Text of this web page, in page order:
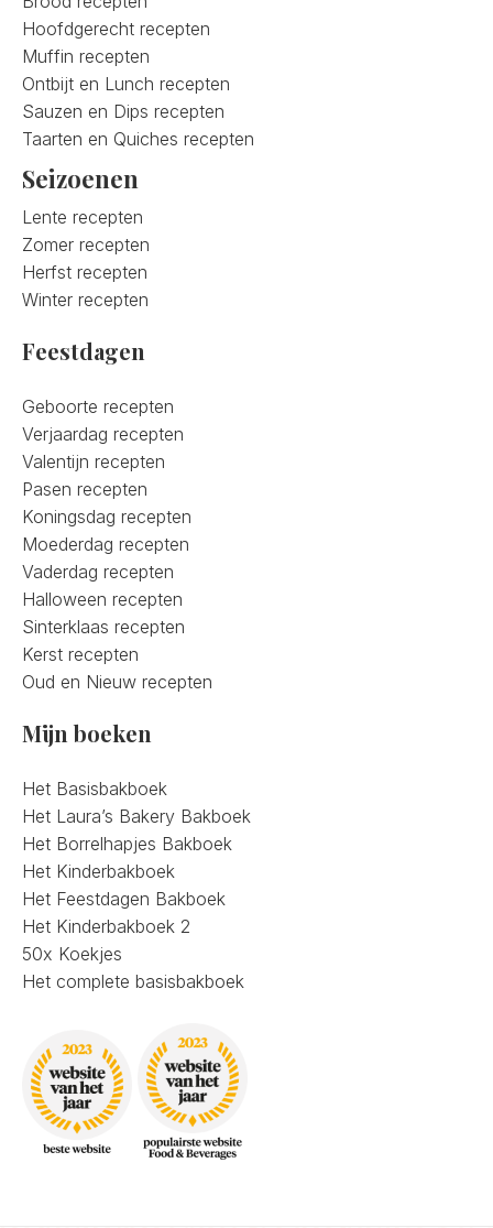
Hoofdgerecht recepten
Muffin recepten
Ontbijt en Lunch recepten
Sauzen en Dips recepten
Taarten en Quiches recepten
Seizoenen
Lente recepten
Zomer recepten
Herfst recepten
Winter recepten
Feestdagen
Geboorte recepten
Verjaardag recepten
Valentijn recepten
Pasen recepten
Koningsdag recepten
Moederdag recepten
Vaderdag recepten
Halloween recepten
Sinterklaas recepten
Kerst recepten
Oud en Nieuw recepten
Mijn boeken
Het Basisbakboek
Het Laura’s Bakery Bakboek
Het Borrelhapjes Bakboek
Het Kinderbakboek
Het Feestdagen Bakboek
Het Kinderbakboek 2
50x Koekjes
Het complete basisbakboek